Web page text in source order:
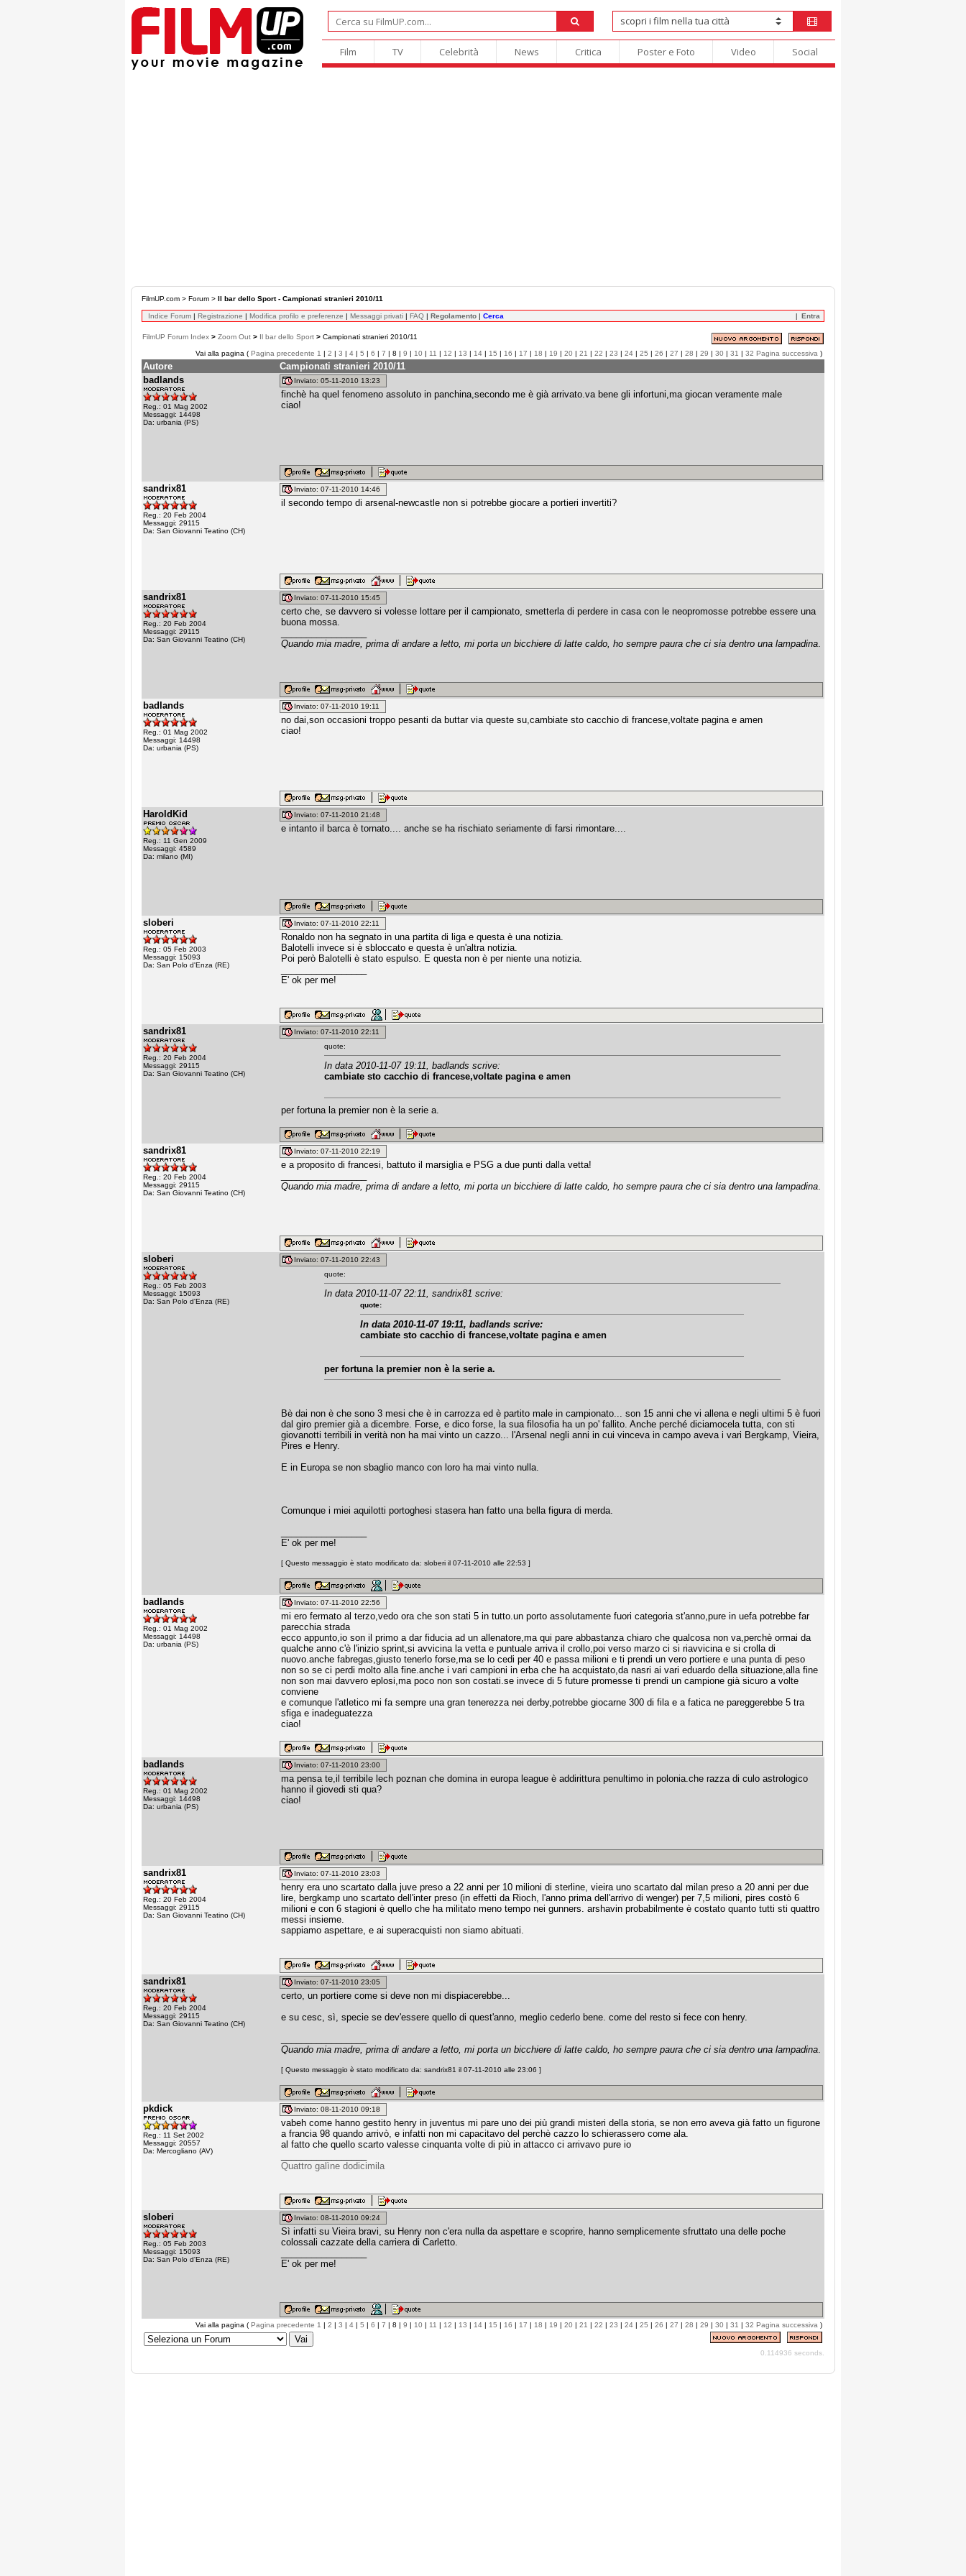
Film TV Celebrità News Critica Poster e Foto Video Social
FilmUP.com > Forum > Il bar dello Sport - Campionati stranieri 2010/11
Indice Forum | Registrazione | Modifica profilo e preferenze | Messaggi privati | FAQ | Regolamento | Cerca Entra
FilmUP Forum Index > Zoom Out > Il bar dello Sport > Campionati stranieri 2010/11
Vai alla pagina ( Pagina precedente 1 | 2 | 3 | 4 | 5 | 6 | 7 | 8 | 9 | 10 | 11 | 12 | 13 | 14 | 15 | 16 | 17 | 18 | 19 | 20 | 21 | 22 | 23 | 24 | 25 | 26 | 27 | 28 | 29 | 30 | 31 | 32 Pagina successiva )
Autore
Campionati stranieri 2010/11
badlands
Reg.: 01 Mag 2002
Messaggi: 14498
Da: urbania (PS)
Inviato: 05-11-2010 13:23
finchè ha quel fenomeno assoluto in panchina,secondo me è già arrivato.va bene gli infortuni,ma giocan veramente male
ciao!
sandrix81
Reg.: 20 Feb 2004
Messaggi: 29115
Da: San Giovanni Teatino (CH)
Inviato: 07-11-2010 14:46
il secondo tempo di arsenal-newcastle non si potrebbe giocare a portieri invertiti?
sandrix81
Reg.: 20 Feb 2004
Messaggi: 29115
Da: San Giovanni Teatino (CH)
Inviato: 07-11-2010 15:45
certo che, se davvero si volesse lottare per il campionato, smetterla di perdere in casa con le neopromosse potrebbe essere una
buona mossa.
Quando mia madre, prima di andare a letto, mi porta un bicchiere di latte caldo, ho sempre paura che ci sia dentro una lampadina.
badlands
Reg.: 01 Mag 2002
Messaggi: 14498
Da: urbania (PS)
Inviato: 07-11-2010 19:11
no dai,son occasioni troppo pesanti da buttar via queste su,cambiate sto cacchio di francese,voltate pagina e amen
ciao!
HaroldKid
Reg.: 11 Gen 2009
Messaggi: 4589
Da: milano (MI)
Inviato: 07-11-2010 21:48
e intanto il barca è tornato.... anche se ha rischiato seriamente di farsi rimontare....
sloberi
Reg.: 05 Feb 2003
Messaggi: 15093
Da: San Polo d'Enza (RE)
Inviato: 07-11-2010 22:11
Ronaldo non ha segnato in una partita di liga e questa è una notizia.
Balotelli invece si è sbloccato e questa è un'altra notizia.
Poi però Balotelli è stato espulso. E questa non è per niente una notizia.
E' ok per me!
sandrix81
Reg.: 20 Feb 2004
Messaggi: 29115
Da: San Giovanni Teatino (CH)
Inviato: 07-11-2010 22:11
quote:
In data 2010-11-07 19:11, badlands scrive:
cambiate sto cacchio di francese,voltate pagina e amen
per fortuna la premier non è la serie a.
sandrix81
Reg.: 20 Feb 2004
Messaggi: 29115
Da: San Giovanni Teatino (CH)
Inviato: 07-11-2010 22:19
e a proposito di francesi, battuto il marsiglia e PSG a due punti dalla vetta!
Quando mia madre, prima di andare a letto, mi porta un bicchiere di latte caldo, ho sempre paura che ci sia dentro una lampadina.
sloberi
Reg.: 05 Feb 2003
Messaggi: 15093
Da: San Polo d'Enza (RE)
Inviato: 07-11-2010 22:43
quote:
In data 2010-11-07 22:11, sandrix81 scrive:
quote:
In data 2010-11-07 19:11, badlands scrive:
cambiate sto cacchio di francese,voltate pagina e amen
per fortuna la premier non è la serie a.
Bè dai non è che sono 3 mesi che è in carrozza ed è partito male in campionato... son 15 anni che vi allena e negli ultimi 5 è fuori
dal giro premier già a dicembre. Forse, e dico forse, la sua filosofia ha un po' fallito. Anche perché diciamocela tutta, con sti
giovanotti terribili in verità non ha mai vinto un cazzo... l'Arsenal negli anni in cui vinceva in campo aveva i vari Bergkamp, Vieira,
Pires e Henry.
E in Europa se non sbaglio manco con loro ha mai vinto nulla.
Comunque i miei aquilotti portoghesi stasera han fatto una bella figura di merda.
E' ok per me!
[ Questo messaggio è stato modificato da: sloberi il 07-11-2010 alle 22:53 ]
badlands
Reg.: 01 Mag 2002
Messaggi: 14498
Da: urbania (PS)
Inviato: 07-11-2010 22:56
mi ero fermato al terzo,vedo ora che son stati 5 in tutto.un porto assolutamente fuori categoria st'anno,pure in uefa potrebbe far
parecchia strada
ecco appunto,io son il primo a dar fiducia ad un allenatore,ma qui pare abbastanza chiaro che qualcosa non va,perchè ormai da
qualche anno c'è l'inizio sprint,si avvicina la vetta e puntuale arriva il crollo,poi verso marzo ci si riavvicina e si crolla di
nuovo.anche fabregas,giusto tenerlo forse,ma se lo cedi per 40 e passa milioni e ti prendi un vero portiere e una punta di peso
non so se ci perdi molto alla fine.anche i vari campioni in erba che ha acquistato,da nasri ai vari eduardo della situazione,alla fine
non son mai davvero eplosi,ma poco non son costati.se invece di 5 future promesse ti prendi un campione già sicuro a volte
conviene
e comunque l'atletico mi fa sempre una gran tenerezza nei derby,potrebbe giocarne 300 di fila e a fatica ne pareggerebbe 5 tra
sfiga e inadeguatezza
ciao!
badlands
Reg.: 01 Mag 2002
Messaggi: 14498
Da: urbania (PS)
Inviato: 07-11-2010 23:00
ma pensa te,il terribile lech poznan che domina in europa league è addirittura penultimo in polonia.che razza di culo astrologico
hanno il giovedi sti qua?
ciao!
sandrix81
Reg.: 20 Feb 2004
Messaggi: 29115
Da: San Giovanni Teatino (CH)
Inviato: 07-11-2010 23:03
henry era uno scartato dalla juve preso a 22 anni per 10 milioni di sterline, vieira uno scartato dal milan preso a 20 anni per due
lire, bergkamp uno scartato dell'inter preso (in effetti da Rioch, l'anno prima dell'arrivo di wenger) per 7,5 milioni, pires costò 6
milioni e con 6 stagioni è quello che ha militato meno tempo nei gunners. arshavin probabilmente è costato quanto tutti sti quattro
messi insieme.
sappiamo aspettare, e ai superacquisti non siamo abituati.
sandrix81
Reg.: 20 Feb 2004
Messaggi: 29115
Da: San Giovanni Teatino (CH)
Inviato: 07-11-2010 23:05
certo, un portiere come si deve non mi dispiacerebbe...
e su cesc, sì, specie se dev'essere quello di quest'anno, meglio cederlo bene. come del resto si fece con henry.
Quando mia madre, prima di andare a letto, mi porta un bicchiere di latte caldo, ho sempre paura che ci sia dentro una lampadina.
[ Questo messaggio è stato modificato da: sandrix81 il 07-11-2010 alle 23:06 ]
pkdick
Reg.: 11 Set 2002
Messaggi: 20557
Da: Mercogliano (AV)
Inviato: 08-11-2010 09:18
vabeh come hanno gestito henry in juventus mi pare uno dei più grandi misteri della storia, se non erro aveva già fatto un figurone
a francia 98 quando arrivò, e infatti non mi capacitavo del perchè cazzo lo schierassero come ala.
al fatto che quello scarto valesse cinquanta volte di più in attacco ci arrivavo pure io
Quattro galìne dodicimila
sloberi
Reg.: 05 Feb 2003
Messaggi: 15093
Da: San Polo d'Enza (RE)
Inviato: 08-11-2010 09:24
Sì infatti su Vieira bravi, su Henry non c'era nulla da aspettare e scoprire, hanno semplicemente sfruttato una delle poche
colossali cazzate della carriera di Carletto.
E' ok per me!
Vai alla pagina ( Pagina precedente 1 | 2 | 3 | 4 | 5 | 6 | 7 | 8 | 9 | 10 | 11 | 12 | 13 | 14 | 15 | 16 | 17 | 18 | 19 | 20 | 21 | 22 | 23 | 24 | 25 | 26 | 27 | 28 | 29 | 30 | 31 | 32 Pagina successiva )
0.114936 seconds.